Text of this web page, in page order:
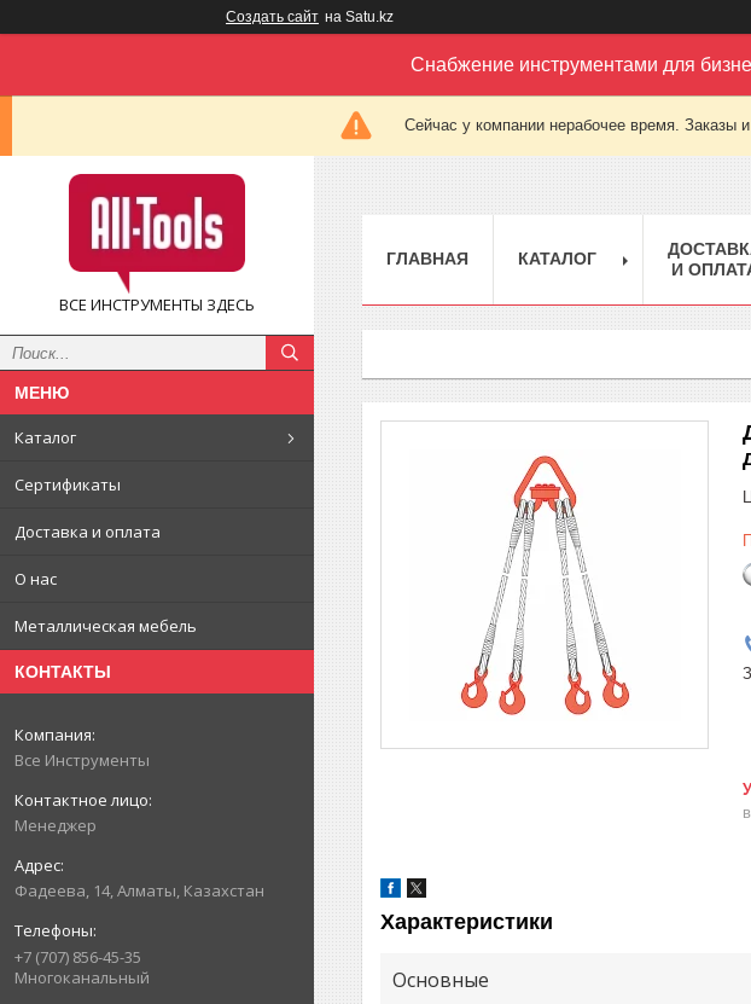
Создать сайт на Satu.kz
Снабжение инструментами для
Сейчас у компании нерабочее время. Заказы
ВСЕ ИНСТРУМЕНТЫ ЗДЕСЬ
Каталог
Сертификаты
Доставка и оплата
О нас
Металлическая мебель
КОНТАКТЫ
Все Инструменты
Менеджер
Фадеева, 14, Алматы, Казахстан
+7 (707) 856-45-35
Многоканальный
ГЛАВНАЯ КАТАЛОГ
И
Характеристики
Основные